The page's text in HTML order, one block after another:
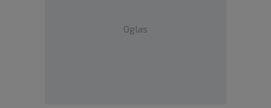
Oglas